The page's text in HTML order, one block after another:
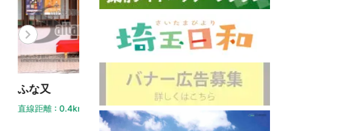
ほてい家
直線距離 : 0.5km